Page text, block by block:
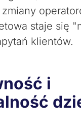
staje się
klientów.
i